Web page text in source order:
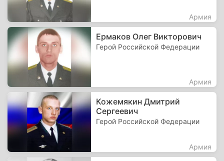
Армия
Ермаков Олег Викторович
Герой Российской Федерации
Армия
Кожемякин Дмитрий
Сергеевич
Герой Российской Федерации
Армия